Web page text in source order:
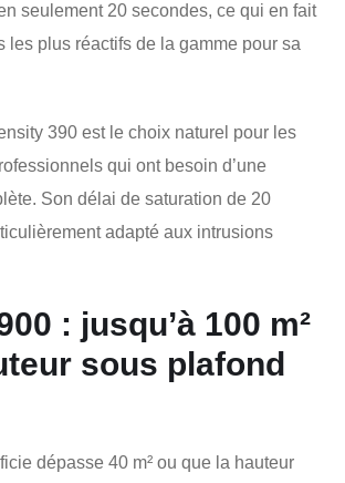
en seulement 20 secondes, ce qui en fait
les plus réactifs de la gamme pour sa
390 est le choix naturel pour les
qui ont besoin d’une
Son délai de saturation de 20
adapté aux intrusions
: jusqu’à 100 m²
sous plafond
dépasse 40 m² ou que la hauteur